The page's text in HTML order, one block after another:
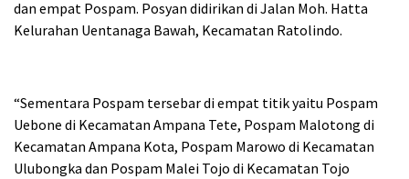
dan empat Pospam. Posyan didirikan di Jalan Moh. Hatta
Kelurahan Uentanaga Bawah, Kecamatan Ratolindo.
“Sementara Pospam tersebar di empat titik yaitu Pospam
Uebone di Kecamatan Ampana Tete, Pospam Malotong di
Kecamatan Ampana Kota, Pospam Marowo di Kecamatan
Ulubongka dan Pospam Malei Tojo di Kecamatan Tojo